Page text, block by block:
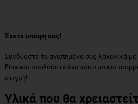
Έχετε υπόψη σας!
Συνδυάστε τα αγαπημένα σας λαχανικά
Fina και απολαύστε ένα νόστιμο και
στιγμή!
Υλικά που θα